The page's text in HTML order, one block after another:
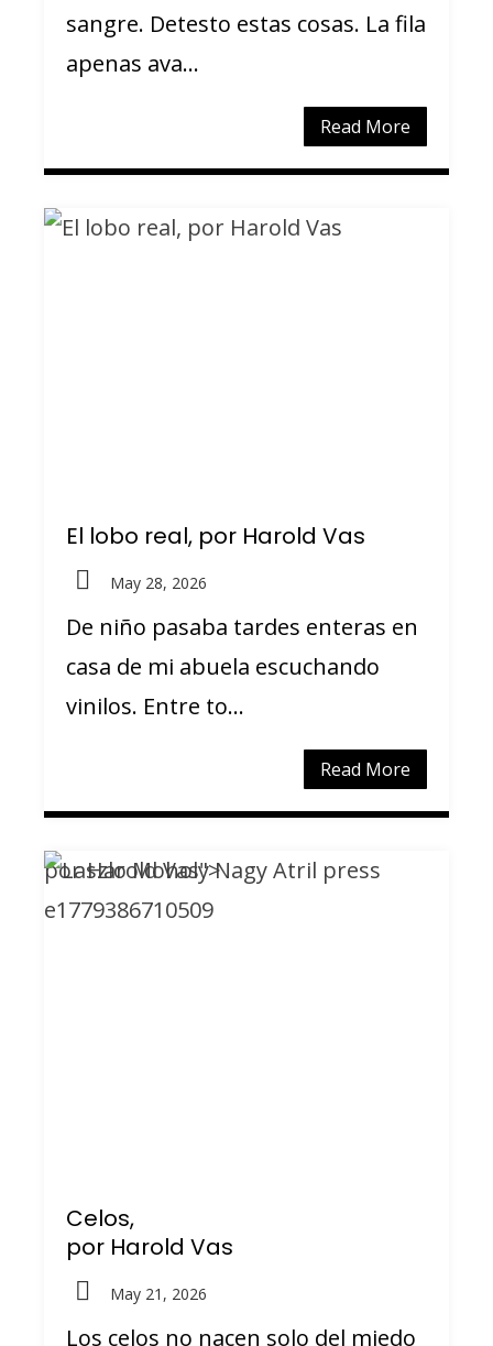
sangre. Detesto estas cosas. La fila
apenas ava...
Read More
El lobo real, por Harold Vas
May 28, 2026
De niño pasaba tardes enteras en
casa de mi abuela escuchando
vinilos. Entre to...
Read More
por Harold Vas">
Celos,
por Harold Vas
May 21, 2026
Los celos no nacen solo del miedo